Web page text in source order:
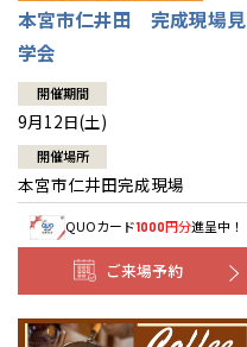
本宮市仁井田 完成現場見
学会
開催期間
9月12日(土)
開催場所
本宮市仁井田完成現場
QUOカード1000円分進呈中！
ご来場予約